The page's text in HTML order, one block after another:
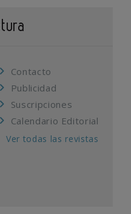
Contacto
Publicidad
Suscripciones
Calendario Editorial
Ver todas las revistas